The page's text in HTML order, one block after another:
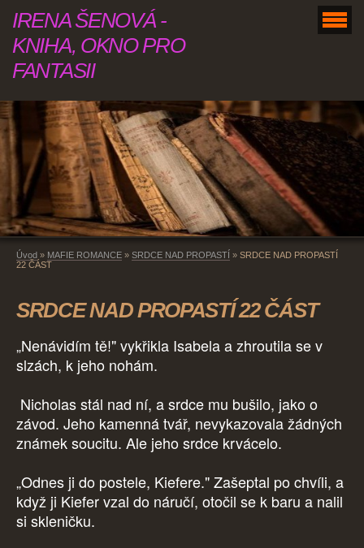
IRENA ŠENOVÁ -
KNIHA, OKNO PRO
FANTASII
Úvod » MAFIE ROMANCE » SRDCE NAD PROPASTÍ » SRDCE NAD PROPASTÍ
22 ČÁST
SRDCE NAD PROPASTÍ 22 ČÁST
„Nenávidím tě!" vykřikla Isabela a zhroutila se v
slzách, k jeho nohám.
Nicholas stál nad ní, a srdce mu bušilo, jako o
závod. Jeho kamenná tvář, nevykazovala žádných
známek soucitu. Ale jeho srdce krvácelo.
„Odnes ji do postele, Kiefere." Zašeptal po chvíli, a
když ji Kiefer vzal do náručí, otočil se k baru a nalil
si skleničku.